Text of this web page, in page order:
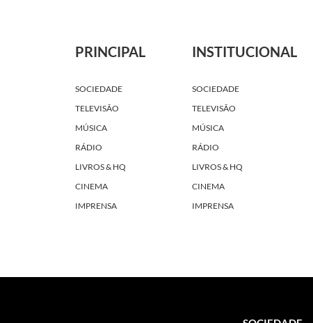
PRINCIPAL
SOCIEDADE
TELEVISÃO
MÚSICA
RÁDIO
LIVROS & HQ
CINEMA
IMPRENSA
INSTITUCIONAL
SOCIEDADE
TELEVISÃO
MÚSICA
RÁDIO
LIVROS & HQ
CINEMA
IMPRENSA